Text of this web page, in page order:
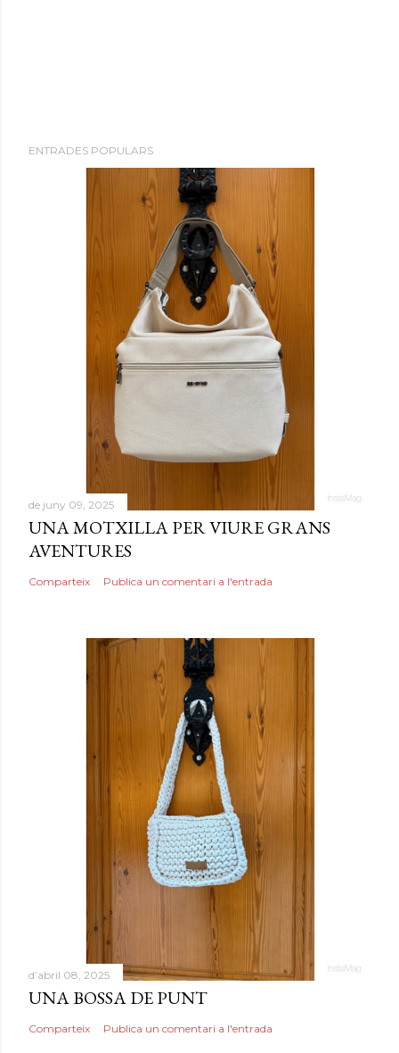
ENTRADES POPULARS
de juny 09, 2025
UNA MOTXILLA PER VIURE GRANS
AVENTURES
Comparteix Publica un comentari a l'entrada
d’abril 08, 2025
UNA BOSSA DE PUNT
Comparteix Publica un comentari a l'entrada